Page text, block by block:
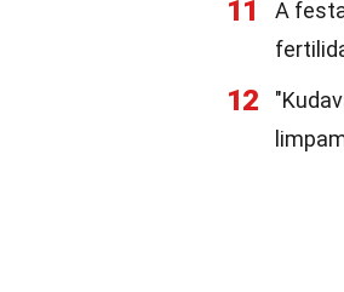
11 A
12